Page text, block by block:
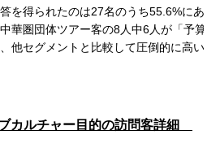
を得られたのは27名のうち55.6%にあた
華圏団体ツアー客の8人中6人が「予算
他セグメントと比較して圧倒的に高い結
カルチャー目的の訪問客詳細